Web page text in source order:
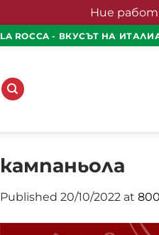
Ние
LA ROCCA - ВКУСЪТ НА
кампаньола
Published 20/10/2022 at